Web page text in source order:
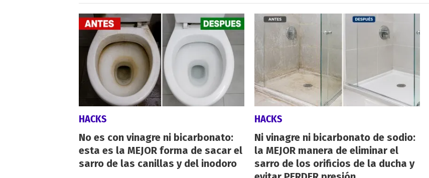
HACKS
No es con vinagre ni bicarbonato:
esta es la MEJOR forma de sacar el
sarro de las canillas y del inodoro
HACKS
Ni vinagre ni bicarbonato de sodio:
la MEJOR manera de eliminar el
sarro de los orificios de la ducha y